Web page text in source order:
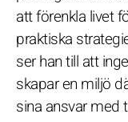
att förenkla livet
praktiska
ser han till att
skapar en miljö
sina ansvar med